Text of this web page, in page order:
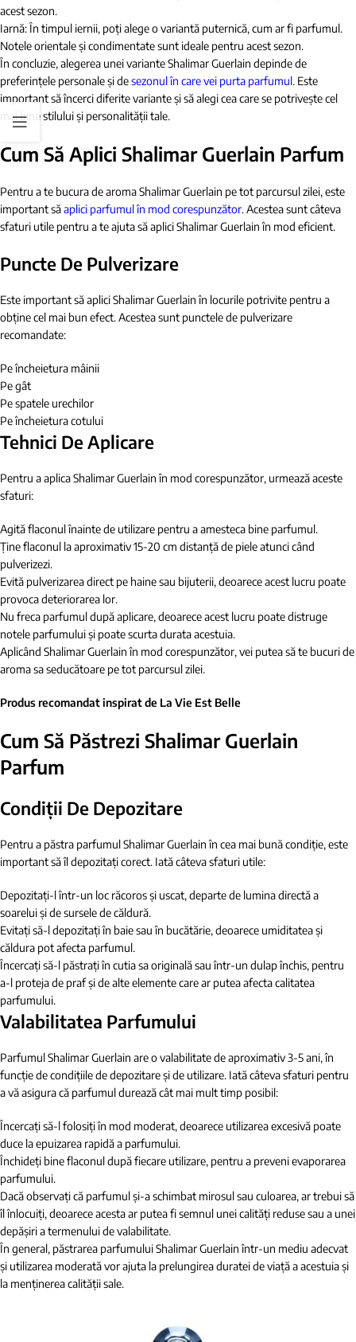
acest sezon.
Iarnă: În timpul iernii, poți alege o variantă puternică, cum ar fi parfumul.
Notele orientale și condimentate sunt ideale pentru acest sezon.
În concluzie, alegerea unei variante Shalimar Guerlain depinde de
preferințele personale și desezonul în care vei purta parfumul. Este
important să încerci diferite variante și să alegi cea care se potrivește cel
mai bine stilului și personalității tale.
Cum Să Aplici Shalimar Guerlain Parfum
Pentru a te bucura de aroma Shalimar Guerlain pe tot parcursul zilei, este
important săaplici parfumul în mod corespunzător. Acestea sunt câteva
sfaturi utile pentru a te ajuta să aplici Shalimar Guerlain în mod eficient.
Puncte De Pulverizare
Este important să aplici Shalimar Guerlain în locurile potrivite pentru a
obține cel mai bun efect. Acestea sunt punctele de pulverizare
recomandate:
Pe încheietura mâinii
Pe gât
Pe spatele urechilor
Pe încheietura cotului
Tehnici De Aplicare
Pentru a aplica Shalimar Guerlain în mod corespunzător, urmează aceste
sfaturi:
Agită flaconul înainte de utilizare pentru a amesteca bine parfumul.
Ține flaconul la aproximativ 15-20 cm distanță de piele atunci când
pulverizezi.
Evită pulverizarea direct pe haine sau bijuterii, deoarece acest lucru poate
provoca deteriorarea lor.
Nu freca parfumul după aplicare, deoarece acest lucru poate distruge
notele parfumului și poate scurta durata acestuia.
Aplicând Shalimar Guerlain în mod corespunzător, vei putea să te bucuri de
aroma sa seducătoare pe tot parcursul zilei.
Produs recomandat inspirat de La Vie Est Belle
Cum Să Păstrezi Shalimar Guerlain
Parfum
Condiții De Depozitare
Pentru a păstra parfumul Shalimar Guerlain în cea mai bună condiție, este
important să îl depozitați corect. Iată câteva sfaturi utile:
Depozitați-l într-un loc răcoros și uscat, departe de lumina directă a
soarelui și de sursele de căldură.
Evitați să-l depozitați în baie sau în bucătărie, deoarece umiditatea și
căldura pot afecta parfumul.
Încercați să-l păstrați în cutia sa originală sau într-un dulap închis, pentru
a-l proteja de praf și de alte elemente care ar putea afecta calitatea
parfumului.
Valabilitatea Parfumului
Parfumul Shalimar Guerlain are o valabilitate de aproximativ 3-5 ani, în
funcție de condițiile de depozitare și de utilizare. Iată câteva sfaturi pentru
a vă asigura că parfumul durează cât mai mult timp posibil:
Încercați să-l folosiți în mod moderat, deoarece utilizarea excesivă poate
duce la epuizarea rapidă a parfumului.
Închideți bine flaconul după fiecare utilizare, pentru a preveni evaporarea
parfumului.
Dacă observați că parfumul și-a schimbat mirosul sau culoarea, ar trebui să
îl înlocuiți, deoarece acesta ar putea fi semnul unei calități reduse sau a unei
depășiri a termenului de valabilitate.
În general, păstrarea parfumului Shalimar Guerlain într-un mediu adecvat
și utilizarea moderată vor ajuta la prelungirea duratei de viață a acestuia și
la menținerea calității sale.